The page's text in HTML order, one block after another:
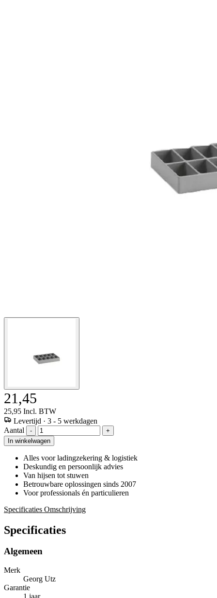
21,45
25,95 Incl. BTW
Levertijd · 3 - 5 werkdagen
Aantal
-
+
In winkelwagen
Alles voor ladingzekering & logistiek
Deskundig en persoonlijk advies
Van hijsen tot stuwen
Betrouwbare oplossingen sinds 2007
Voor professionals én particulieren
Specificaties Omschrijving
Specificaties
Algemeen
Merk
Georg Utz
Garantie